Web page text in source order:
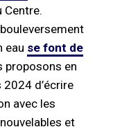
Centre.
eau se font de
proposons en
d’écrire
avec les
et